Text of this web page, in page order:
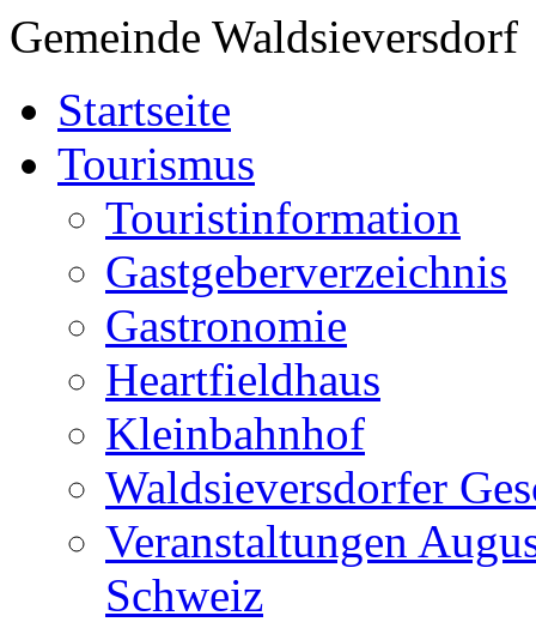
Gemeinde Waldsieversdorf
Startseite
Tourismus
Touristinformation
Gastgeberverzeichnis
Gastronomie
Heartfieldhaus
Kleinbahnhof
Waldsieversdorfer
Veranstaltungen
Schweiz